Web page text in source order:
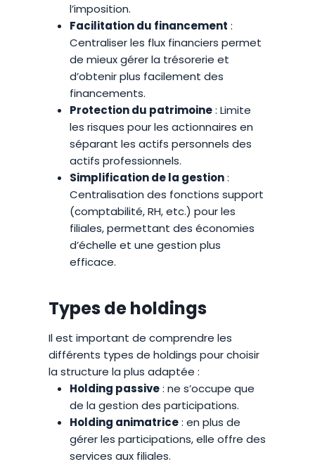
l’imposition.
Facilitation du financement :
Centraliser les flux financiers permet
de mieux gérer la trésorerie et
d’obtenir plus facilement des
financements.
Protection du patrimoine: Limite
les risques pour les actionnaires en
séparant les actifs personnels des
actifs professionnels.
Simplification de la gestion:
Centralisation des fonctions support
(comptabilité, RH, etc.) pour les
filiales, permettant des économies
d’échelle et une gestion plus
efficace.
Types de holdings
Il est important de comprendre les
différents types de holdings pour choisir
la structure la plus adaptée :
Holding passive: ne s’occupe que
de la gestion des participations.
Holding animatrice: en plus de
gérer les participations, elle offre des
services aux filiales.